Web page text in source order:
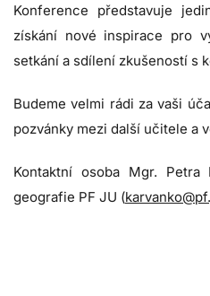
Konference představuje
získání nové inspirace pro
setkání a sdílení zkušeností s
Budeme velmi rádi za vaši
pozvánky mezi další učitele a
Kontaktní osoba Mgr. Petra
geografie PF JU (